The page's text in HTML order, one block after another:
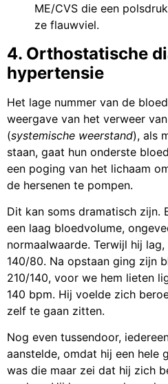
ME/CVS die een
ze flauwviel.
4. Orthostatische
hypertensie
Het lage nummer van de
weergave van het verweer
(systemische weerstand), als
staan, gaat hun onderste
een poging van het lichaam
de hersenen te pompen.
Dit kan soms dramatisch zijn.
een laag bloedvolume,
normaalwaarde. Terwijl hij
140/80. Na opstaan ging zijn
210/140, voor we hem lieten
140 bpm. Hij voelde zich
zelf te gaan zitten.
Nog even tussendoor,
aanstelde, omdat hij een hele
was die maar zei dat hij zich